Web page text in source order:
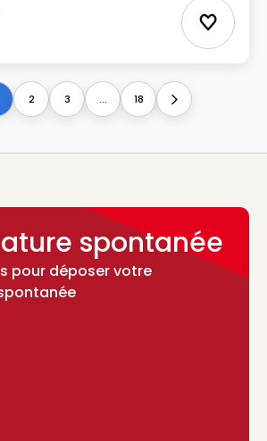
Ajouter
2 3 ... 18 Next
spontanée
pour déposer votre